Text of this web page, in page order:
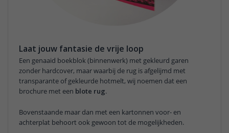
Laat jouw fantasie de vrije loop
Een genaaid boekblok (binnenwerk) met gekleurd garen
zonder hardcover, maar waarbij de rug is afgelijmd met
transparante of gekleurde hotmelt, wij noemen dat een
brochure met een blote rug.
Bovenstaande maar dan met een kartonnen voor- en
achterplat behoort ook gewoon tot de mogelijkheden.